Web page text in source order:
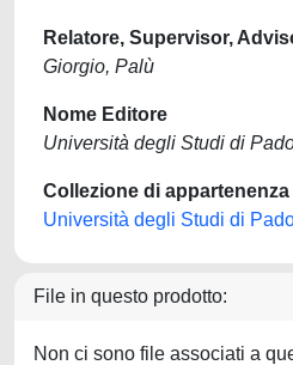
Relatore, Supervisor,
Giorgio, Palù
Nome Editore
Università degli Studi di
Collezione di appartenenza
Università degli Studi di
File in questo prodotto:
Non ci sono file associati a